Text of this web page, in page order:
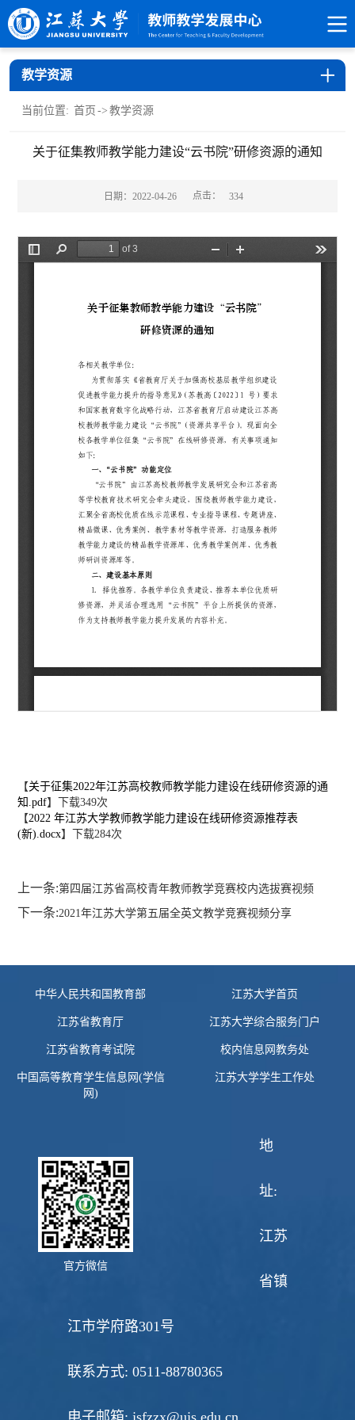
教学资源
当前位置: 首页 -> 教学资源
关于征集教师教学能力建设“云书院”研修资源的通知
日期：2022-04-26 点击： 334
【关于征集2022年江苏高校教师教学能力建设在线研修资源的通
知.pdf】下载349次
【2022 年江苏大学教师教学能力建设在线研修资源推荐表
(新).docx】下载284次
上一条:第四届江苏省高校青年教师教学竞赛校内选拔赛视频
下一条:2021年江苏大学第五届全英文教学竞赛视频分享
中华人民共和国教育部 江苏大学首页
江苏省教育厅 江苏大学综合服务门户
江苏省教育考试院 校内信息网教务处
中国高等教育学生信息网(学信
网)
江苏大学学生工作处
官方微信
地
址:
江苏
省镇
江市学府路301号
联系方式: 0511-88780365